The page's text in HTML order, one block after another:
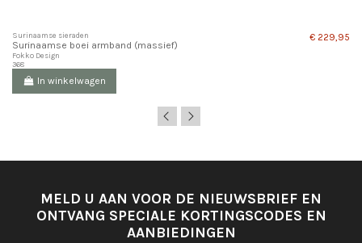
Surinaamse sieraden
Surinaamse boei armband (massief)
Fokko Design
368
€ 229,95
In winkelwagen
MELD U AAN VOOR DE NIEUWSBRIEF EN
ONTVANG SPECIALE KORTINGSCODES EN
AANBIEDINGEN